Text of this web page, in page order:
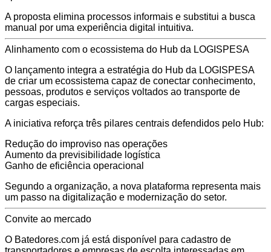
A proposta elimina processos informais e substitui a busca
manual por uma experiência digital intuitiva.
Alinhamento com o ecossistema do Hub da LOGISPESA
O lançamento integra a estratégia do Hub da LOGISPESA
de criar um ecossistema capaz de conectar conhecimento,
pessoas, produtos e serviços voltados ao transporte de
cargas especiais.
A iniciativa reforça três pilares centrais defendidos pelo Hub:
Redução do improviso nas operações
Aumento da previsibilidade logística
Ganho de eficiência operacional
Segundo a organização, a nova plataforma representa mais
um passo na digitalização e modernização do setor.
Convite ao mercado
O Batedores.com já está disponível para cadastro de